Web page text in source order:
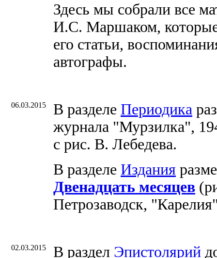
Здесь мы собрали все
И.С. Маршаком,
его статьи,
автографы.
06.03.2015 В разделе Периодика
журнала "Мурзилка",
с рис. В. Лебедева.
В разделе Издания
Двенадцать месяцев
Петрозаводск,
02.03.2015 В раздел Эпистолярий